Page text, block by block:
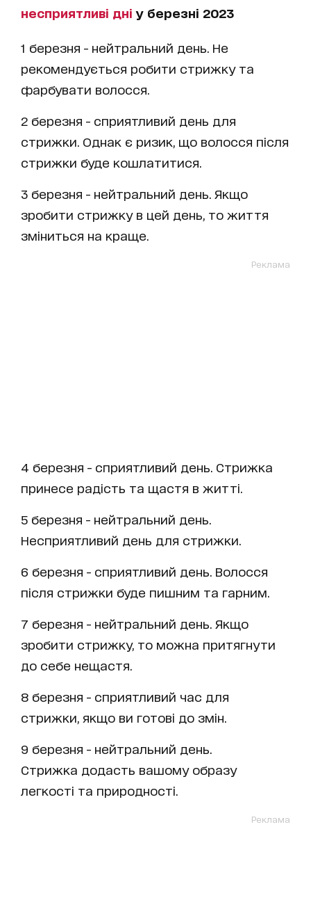
несприятливі дні у березні 2023
1 березня - нейтральний день. Не
рекомендується робити стрижку та
фарбувати волосся.
2 березня - сприятливий день для
стрижки. Однак є ризик, що волосся після
стрижки буде кошлатитися.
3 березня - нейтральний день. Якщо
зробити стрижку в цей день, то життя
зміниться на краще.
Реклама
4 березня - сприятливий день. Стрижка
принесе радість та щастя в житті.
5 березня - нейтральний день.
Несприятливий день для стрижки.
6 березня - сприятливий день. Волосся
після стрижки буде пишним та гарним.
7 березня - нейтральний день. Якщо
зробити стрижку, то можна притягнути
до себе нещастя.
8 березня - сприятливий час для
стрижки, якщо ви готові до змін.
9 березня - нейтральний день.
Стрижка додасть вашому образу
легкості та природності.
Реклама